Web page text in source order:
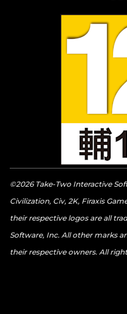
©2026 Take-Two Interactive
Civilization, Civ, 2K, Firaxis
their respective logos are all
Software, Inc. All other marks
their respective owners. All